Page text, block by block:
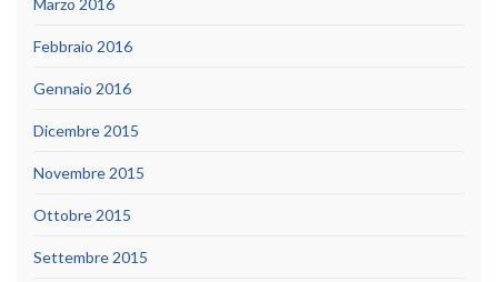
Marzo 2016
Febbraio 2016
Gennaio 2016
Dicembre 2015
Novembre 2015
Ottobre 2015
Settembre 2015